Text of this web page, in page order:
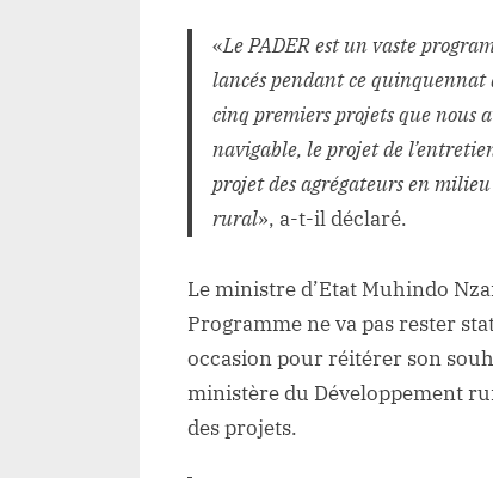
«LePADER est un vaste
lancés pendant ce quinquennat
cinq premiers projets que nous
navigable, le projet de
projet des agrégateurs en
rural», a-t-il déclaré.
Le ministre d’Etat Muhindo
Programme ne va pas rester
occasion pour réitérer son
ministère du Développement
des projets.